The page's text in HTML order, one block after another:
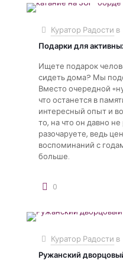
Куратор Радости в
Подарки для
Ищете подарок
сидеть дома? Мы
Вместо очередной
что останется в
интересный опыт и
то, на что он давно
разочаруете, ведь
воспоминаний с
больше.
0
Куратор Радости в
Ружанский